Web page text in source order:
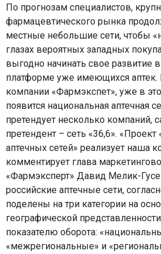
По прогнозам специалистов,
фармацевтического рынка
местные небольшие сети, чтобы
глазах вероятных западных
выгодно начинать свое развитие
платформе уже имеющихся аптек.
компании «Фармэкспет», уже в
появится национальная аптечная
претендует несколько компаний,
претендент – сеть «36,6». «Проект
аптечных сетей» реализует наша
комментирует глава
«Фармэксперт» Давид Мелик-
российские аптечные сети,
поделены на три категории на
географической
показателю оборота:
«межрегиональные» и